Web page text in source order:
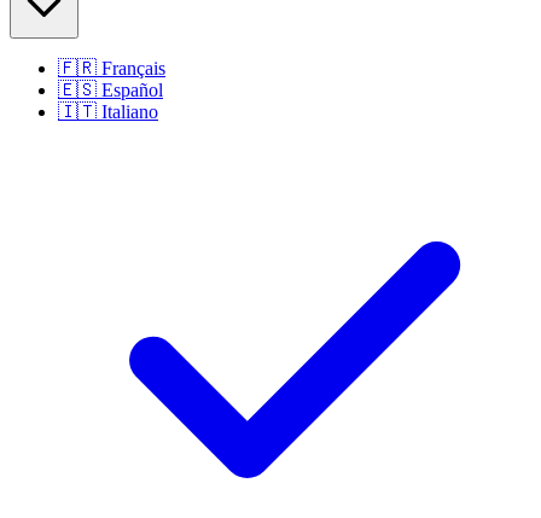
🇫🇷 Français
🇪🇸 Español
🇮🇹 Italiano